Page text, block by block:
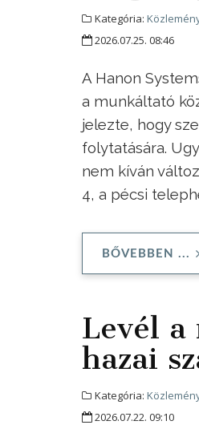
Kategória:
2026.07.25. 08:46
A Hanon
a munkáltató
jelezte, hogy
folytatására.
nem kíván
4, a pécsi
BŐVEBBEN ...
Levél a
hazai
Kategória:
2026.07.22. 09:10